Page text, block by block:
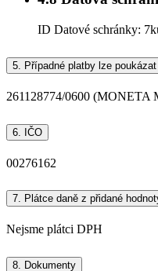
ID Datové schránky:
5. Případné platby lze poukázat
261128774/0600 (MONETA
6. IČO
00276162
7. Plátce daně z přidané
Nejsme plátci DPH
8. Dokumenty